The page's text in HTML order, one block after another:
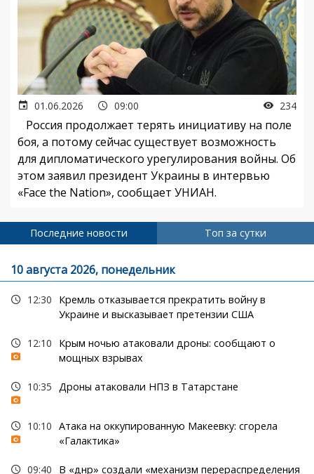
01.06.2026 09:00 234
Россия продолжает терять инициативу на поле
боя, а потому сейчас существует возможность
для дипломатического урегулирования войны. Об
этом заявил президент Украины в интервью
«Face the Nation», сообщает УНИАН.
Последние новости Топ за сутки
10 августа 2026, понедельник
12:30
Кремль отказывается прекратить войну в
Украине и высказывает претензии США
12:10
Крым ночью атаковали дроны: сообщают о
мощных взрывах
10:35 Дроны атаковали НПЗ в Татарстане
10:10 Атака на оккупированную Макеевку: сгорела
«Галактика»
09:40
В «днр» создали «механизм перераспределения